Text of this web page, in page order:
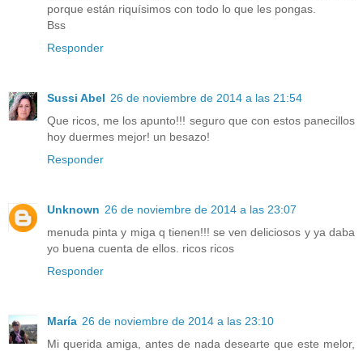
porque están riquísimos con todo lo que les pongas.
Bss
Responder
Sussi Abel 26 de noviembre de 2014 a las 21:54
Que ricos, me los apunto!!! seguro que con estos panecillos
hoy duermes mejor! un besazo!
Responder
Unknown 26 de noviembre de 2014 a las 23:07
menuda pinta y miga q tienen!!! se ven deliciosos y ya daba
yo buena cuenta de ellos. ricos ricos
Responder
María 26 de noviembre de 2014 a las 23:10
Mi querida amiga, antes de nada desearte que este melor,